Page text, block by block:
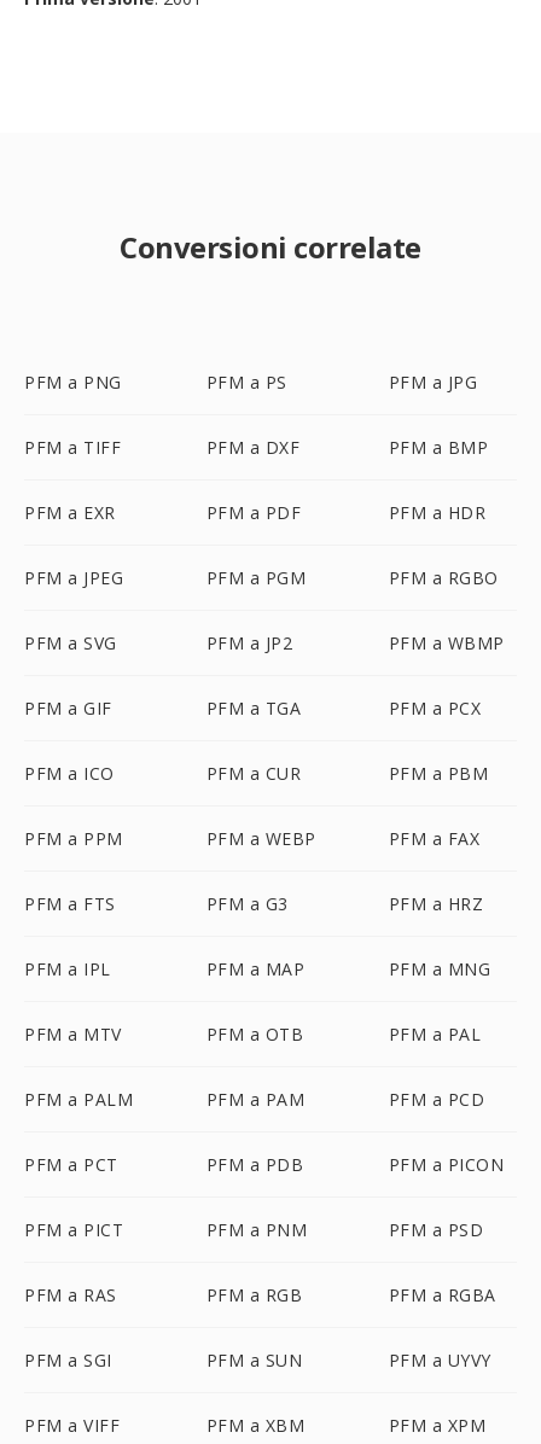
Conversioni correlate
PFM a PNG PFM a PS PFM a JPG
PFM a TIFF PFM a DXF PFM a BMP
PFM a EXR PFM a PDF PFM a HDR
PFM a JPEG PFM a PGM PFM a RGBO
PFM a SVG PFM a JP2 PFM a WBMP
PFM a GIF PFM a TGA PFM a PCX
PFM a ICO PFM a CUR PFM a PBM
PFM a PPM PFM a WEBP PFM a FAX
PFM a FTS PFM a G3 PFM a HRZ
PFM a IPL PFM a MAP PFM a MNG
PFM a MTV PFM a OTB PFM a PAL
PFM a PALM PFM a PAM PFM a PCD
PFM a PCT PFM a PDB PFM a PICON
PFM a PICT PFM a PNM PFM a PSD
PFM a RAS PFM a RGB PFM a RGBA
PFM a SGI PFM a SUN PFM a UYVY
PFM a VIFF PFM a XBM PFM a XPM